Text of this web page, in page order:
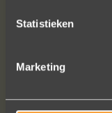
Statistieken
Marketing